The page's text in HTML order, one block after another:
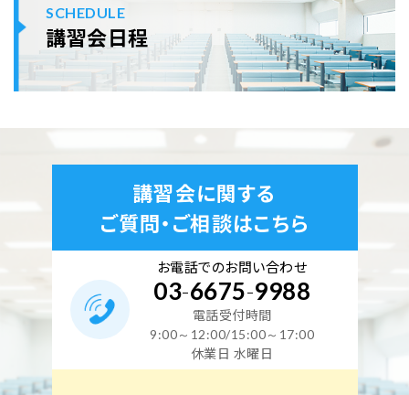
SCHEDULE
講習会日程
講習会に関する
ご質問・ご相談はこちら
お電話でのお問い合わせ
03-6675-9988
電話受付時間
9:00～12:00/15:00～17:00
休業日 水曜日